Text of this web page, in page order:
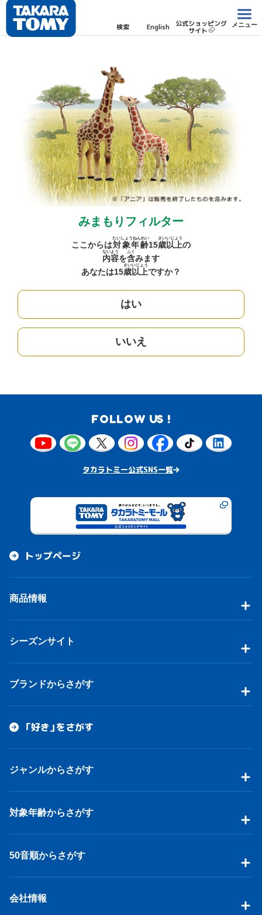
検索 English 公式ショッピング
サイト
メニュー
みまもりフィルター
ここからは対象年齢
たいしょうねんれい
15歳
さい
以上
いじょう
の
内容
ないよう
を含
ふく
みます
あなたは15歳
さい
以上
いじょう
ですか？
はい
いいえ
FOLLOW US !
タカラトミー公式SNS一覧
トップページ
商品情報
シーズンサイト
ブランドからさがす
「好き」をさがす
ジャンルからさがす
対象年齢からさがす
50音順からさがす
会社情報